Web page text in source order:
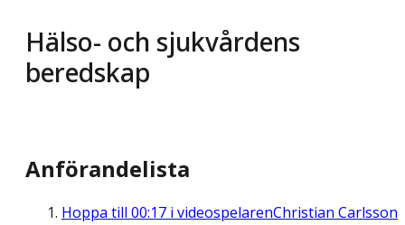
Hälso- och sjukvårdens
beredskap
Anförandelista
Hoppa till 00:17 i videospelarenChristian Carlsson